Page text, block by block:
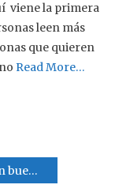
viene la primera
leen más
que quieren
Read More…
a Corea del Sur